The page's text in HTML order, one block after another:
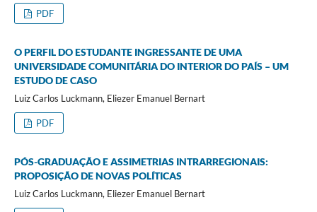
PDF
O PERFIL DO ESTUDANTE INGRESSANTE DE UMA
UNIVERSIDADE COMUNITÁRIA DO INTERIOR DO PAÍS – UM
ESTUDO DE CASO
Luiz Carlos Luckmann, Eliezer Emanuel Bernart
PDF
PÓS-GRADUAÇÃO E ASSIMETRIAS INTRARREGIONAIS:
PROPOSIÇÃO DE NOVAS POLÍTICAS
Luiz Carlos Luckmann, Eliezer Emanuel Bernart